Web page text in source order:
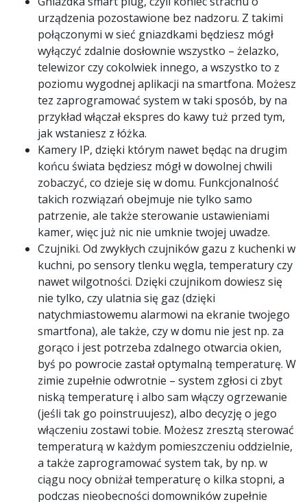
urządzenia pozostawione bez nadzoru. Z takimi
połączonymi w sieć gniazdkami będziesz mógł
wyłączyć zdalnie dosłownie wszystko – żelazko,
telewizor czy cokolwiek innego, a wszystko to z
poziomu wygodnej aplikacji na smartfona. Możesz
tez zaprogramować system w taki sposób, by na
przykład włączał ekspres do kawy tuż przed tym,
jak wstaniesz z łóżka.
Kamery IP, dzięki którym nawet będąc na drugim
końcu świata będziesz mógł w dowolnej chwili
zobaczyć, co dzieje się w domu. Funkcjonalność
takich rozwiązań obejmuje nie tylko samo
patrzenie, ale także sterowanie ustawieniami
kamer, więc już nic nie umknie twojej uwadze.
Czujniki. Od zwykłych czujników gazu z kuchenki w
kuchni, po sensory tlenku węgla, temperatury czy
nawet wilgotności. Dzięki czujnikom dowiesz się
nie tylko, czy ulatnia się gaz (dzięki
natychmiastowemu alarmowi na ekranie twojego
smartfona), ale także, czy w domu nie jest np. za
gorąco i jest potrzeba zdalnego otwarcia okien,
byś po powrocie zastał optymalną temperaturę. W
zimie zupełnie odwrotnie – system zgłosi ci zbyt
niską temperaturę i albo sam włączy ogrzewanie
(jeśli tak go poinstruujesz), albo decyzję o jego
włączeniu zostawi tobie. Możesz zresztą sterować
temperaturą w każdym pomieszczeniu oddzielnie,
a także zaprogramować system tak, by np. w
ciągu nocy obniżał temperaturę o kilka stopni, a
podczas nieobecności domowników zupełnie